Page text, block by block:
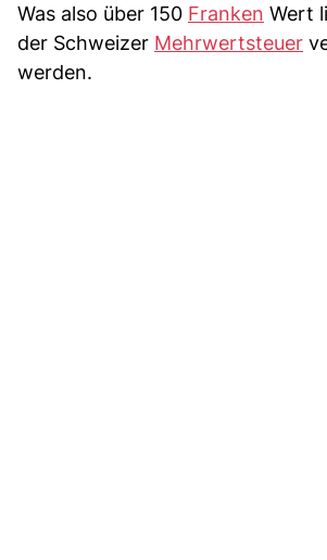
Was also über 150 Franken Wert
der Schweizer Mehrwertsteuer
werden.